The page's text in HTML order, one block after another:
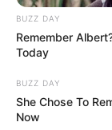
BUZZ DAY
Remember
Today
BUZZ DAY
She Chose To
Now